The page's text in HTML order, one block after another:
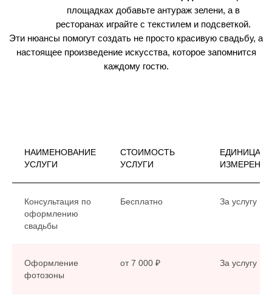
НАИМЕНОВАНИЕ
УСЛУГИ
СТОИМОСТЬ
УСЛУГИ
ЕДИНИЦА
ИЗМЕРЕНИЯ
Консультация по
оформлению
свадьбы
Бесплатно За услугу
Оформление
фотозоны
от 7 000 ₽ За услугу